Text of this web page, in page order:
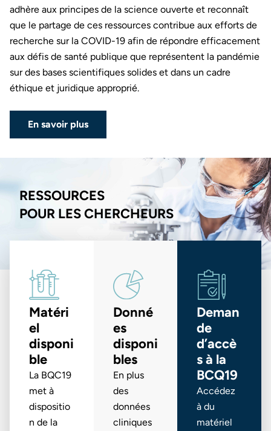
adhère aux principes de la science ouverte et reconnaît
que le partage de ces ressources contribue aux efforts de
recherche sur la COVID-19 afin de répondre efficacement
aux défis de santé publique que représentent la pandémie
sur des bases scientifiques solides et dans un cadre
éthique et juridique approprié.
En savoir plus
RESSOURCES
POUR LES CHERCHEURS
Matéri
el
disponi
ble
La BQC19
met à
dispositio
n de la
Donné
es
disponi
bles
En plus
des
données
cliniques
Deman
de
d’accè
s à la
BCQ19
Accédez
à du
matériel